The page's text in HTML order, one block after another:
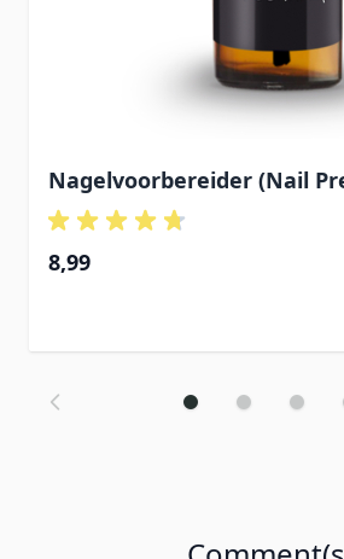
Nagelvoorbereider (Nail
8,99